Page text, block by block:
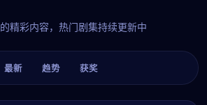
精彩内容，热门剧集持续更新中
最新 趋势 获奖